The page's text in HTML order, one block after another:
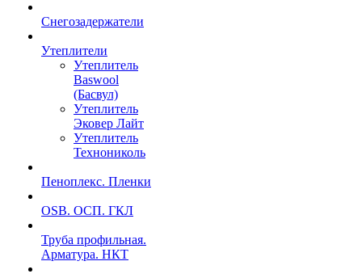
Снегозадержатели
Утеплители
Утеплитель
Baswool
(Басвул)
Утеплитель
Эковер Лайт
Утеплитель
Технониколь
Пеноплекс. Пленки
OSB. ОСП. ГКЛ
Труба профильная.
Арматура. НКТ